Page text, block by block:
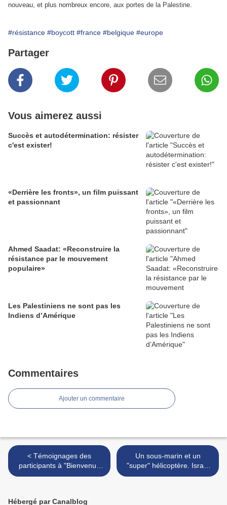
nouveau, et plus nombreux encore, aux portes de la Palestine.
#résistance #boycott #france #belgique #europe
Partager
Vous aimerez aussi
Succès et autodétermination: résister
c'est exister!
«Derrière les fronts», un film puissant
et passionnant
Ahmed Saadat: «Reconstruire la
résistance par le mouvement
populaire»
Les Palestiniens ne sont pas les
Indiens d’Amérique
Commentaires
Ajouter un commentaire
< Témoignages des
participants à "Bienvenue
en Palestine"...
Un sous-marin et un
"super" hélicoptère. Israël
veut la paix. >
Hébergé par Canalblog